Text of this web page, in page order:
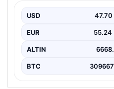
gerçekleştirdiği klip çekimi
USD 47.70
EUR 55.24
ALTIN
BTC